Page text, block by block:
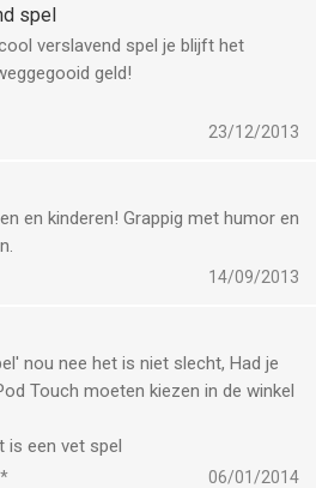
spel
verslavend spel je blijft het
geld!
23/12/2013
en kinderen! Grappig met humor en
14/09/2013
nou nee het is niet slecht, Had je
Touch moeten kiezen in de winkel
is een vet spel
06/01/2014